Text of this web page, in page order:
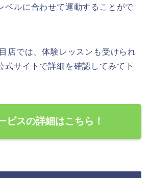
ベルに合わせて運動することがで
店では、体験レッスンも受けられ
式サイトで詳細を確認してみて下
ビスの詳細はこちら！